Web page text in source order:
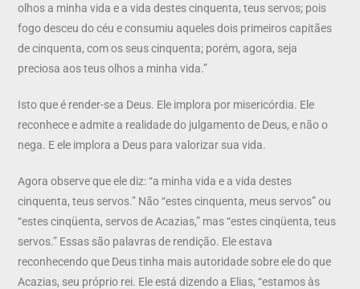
olhos a minha vida e a vida destes cinquenta, teus servos; pois
fogo desceu do céu e consumiu aqueles dois primeiros capitães
de cinquenta, com os seus cinquenta; porém, agora, seja
preciosa aos teus olhos a minha vida.”
Isto que é render-se a Deus. Ele implora por misericórdia. Ele
reconhece e admite a realidade do julgamento de Deus, e não o
nega. E ele implora a Deus para valorizar sua vida.
Agora observe que ele diz: “a minha vida e a vida destes
cinquenta, teus servos.” Não “estes cinquenta, meus servos” ou
“estes cinqüenta, servos de Acazias,” mas “estes cinqüenta, teus
servos.” Essas são palavras de rendição. Ele estava
reconhecendo que Deus tinha mais autoridade sobre ele do que
Acazias, seu próprio rei. Ele está dizendo a Elias, “estamos às